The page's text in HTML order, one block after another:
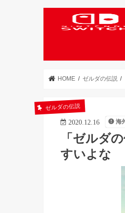
HOME ゼルダの伝説
ゼルダの伝説
2020.12.16 海
「ゼルダ
すいよな